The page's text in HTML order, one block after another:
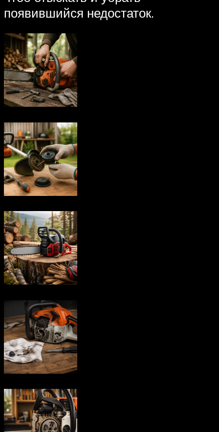
появившийся недостаток.